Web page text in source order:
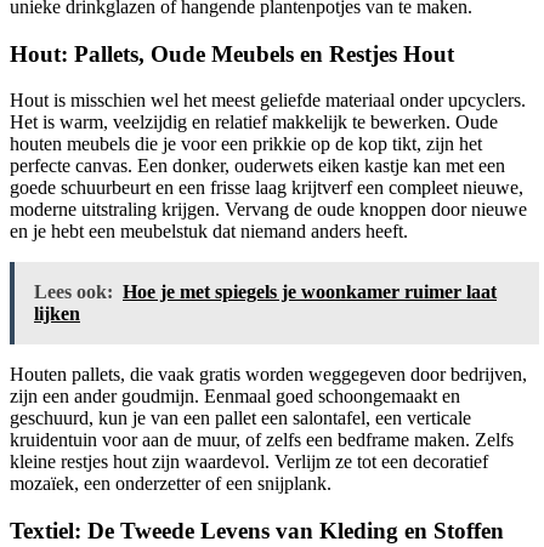
unieke drinkglazen of hangende plantenpotjes van te maken.
Hout: Pallets, Oude Meubels en Restjes Hout
Hout is misschien wel het meest geliefde materiaal onder upcyclers.
Het is warm, veelzijdig en relatief makkelijk te bewerken. Oude
houten meubels die je voor een prikkie op de kop tikt, zijn het
perfecte canvas. Een donker, ouderwets eiken kastje kan met een
goede schuurbeurt en een frisse laag krijtverf een compleet nieuwe,
moderne uitstraling krijgen. Vervang de oude knoppen door nieuwe
en je hebt een meubelstuk dat niemand anders heeft.
Lees ook: Hoe je met spiegels je woonkamer ruimer laat
lijken
Houten pallets, die vaak gratis worden weggegeven door bedrijven,
zijn een ander goudmijn. Eenmaal goed schoongemaakt en
geschuurd, kun je van een pallet een salontafel, een verticale
kruidentuin voor aan de muur, of zelfs een bedframe maken. Zelfs
kleine restjes hout zijn waardevol. Verlijm ze tot een decoratief
mozaïek, een onderzetter of een snijplank.
Textiel: De Tweede Levens van Kleding en Stoffen